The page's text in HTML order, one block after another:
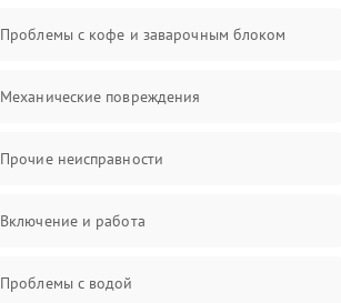
Проблемы с кофе и заварочным блоком
Механические повреждения
Прочие неисправности
Включение и работа
Проблемы с водой